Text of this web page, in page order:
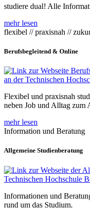
studiere dual! Alle
mehr lesen
flexibel // praxisnah //
Berufsbegleitend & Online
Flexibel und praxisnah
neben Job und Alltag zum
mehr lesen
Information und Beratung
Allgemeine Studienberatung
Informationen und
rund um das Studium.